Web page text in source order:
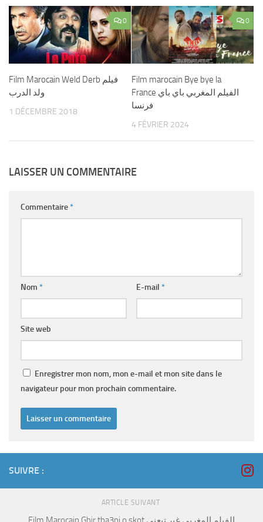
0
Film Marocain Weld Derb فيلم
ولد الدرب
1 DÉCEMBRE 2018
0
Film marocain Bye bye la
France الفيلم المغربي باي باي
فرنسا
4 FÉVRIER 2024
LAISSER UN COMMENTAIRE
Commentaire*
Nom * E-mail *
Site web
Enregistrer mon nom, mon e-mail et mon site dans le
navigateur pour mon prochain commentaire.
SUIVRE :
ARTICLE SUIVANT